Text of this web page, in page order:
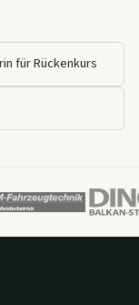
für Rückenkurs